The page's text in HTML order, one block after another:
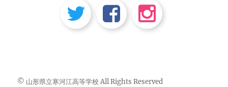
© 山形県立寒河江高等学校 All Rights Reserved